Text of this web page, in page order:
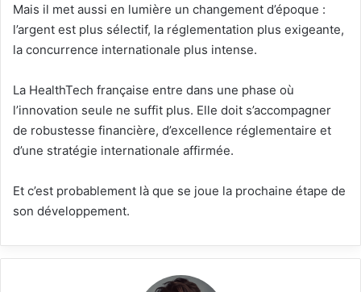
Mais il met aussi en lumière un changement d’époque :
l’argent est plus sélectif, la réglementation plus exigeante,
la concurrence internationale plus intense.
La HealthTech française entre dans une phase où
l’innovation seule ne suffit plus. Elle doit s’accompagner
de robustesse financière, d’excellence réglementaire et
d’une stratégie internationale affirmée.
Et c’est probablement là que se joue la prochaine étape de
son développement.